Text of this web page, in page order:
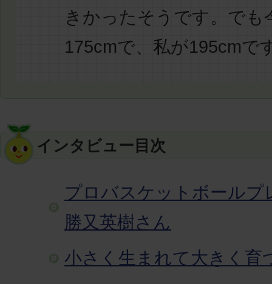
きかったそうです。でも
175cmで、私が195cmで
インタビュー目次
プロバスケットボール
勝又英樹さん
小さく生まれて大きく育